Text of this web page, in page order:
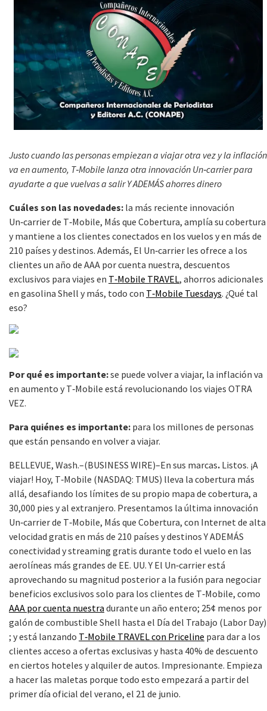
Justo cuando las personas empiezan a viajar otra vez y la inflación
va en aumento, T‑Mobile lanza otra innovación Un‑carrierpara
ayudarte a que vuelvas a salir Y ADEMÁS ahorres dinero
Cuáles son las novedades: la más reciente innovación
Un‑carrier de T‑Mobile, Más que Cobertura, amplía su cobertura
y mantiene a los clientes conectados en los vuelos y en más de
210 países y destinos. Además, El Un‑carrier les ofrece a los
clientes un año de AAA por cuenta nuestra, descuentos
exclusivos para viajes en T‑Mobile TRAVEL, ahorros adicionales
en gasolina Shell y más, todo con T‑Mobile Tuesdays. ¿Qué tal
eso?
Por qué es importante:se puede volver a viajar, la inflación va
en aumento y T‑Mobile está revolucionando los viajes OTRA
VEZ.
Para quiénes es importante: para los millones de personas
que están pensando en volver a viajar.
BELLEVUE, Wash.–(BUSINESS WIRE)–En sus marcas. Listos. ¡A
viajar! Hoy, T‑Mobile (NASDAQ: TMUS) lleva la cobertura más
allá, desafiando los límites de su propio mapa de cobertura, a
30,000 pies y al extranjero. Presentamos la última innovación
Un‑carrier de T‑Mobile, Más que Cobertura, con Internet de alta
velocidad gratis en más de 210 países y destinos Y ADEMÁS
conectividad y streaming gratis durante todo el vuelo en las
aerolíneas más grandes de EE. UU. Y El Un‑carrier está
aprovechando su magnitud posterior a la fusión para negociar
beneficios exclusivos solo para los clientes de T‑Mobile, como
AAA por cuenta nuestra durante un año entero; 25¢ menos por
galón de combustible Shell hasta el Día del Trabajo (Labor Day)
; y está lanzando T‑Mobile TRAVEL con Priceline para dar a los
clientes acceso a ofertas exclusivas y hasta 40% de descuento
en ciertos hoteles y alquiler de autos. Impresionante. Empieza
a hacer las maletas porque todo esto empezará a partir del
primer día oficial del verano, el 21 de junio.